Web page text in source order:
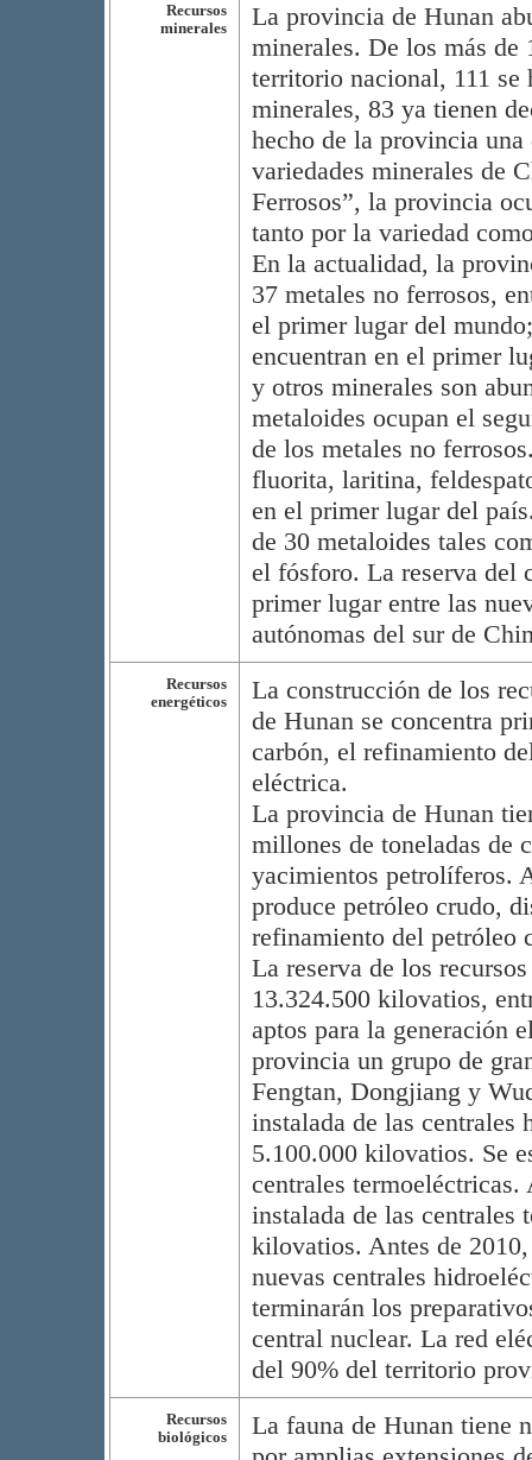
Recursos
minerales
La provincia de Hunan
minerales. De los más de
territorio nacional, 111
minerales, 83 ya tienen
hecho de la provincia
variedades minerales de
Ferrosos”, la provincia
tanto por la variedad
En la actualidad, la
37 metales no ferrosos,
el primer lugar del
encuentran en el primer
y otros minerales son
metaloides ocupan el
de los metales no
fluorita, laritina,
en el primer lugar del
de 30 metaloides tales
el fósforo. La reserva del
primer lugar entre las
autónomas del sur de
Recursos
energéticos
La construcción de los
de Hunan se concentra
carbón, el refinamiento
eléctrica.
La provincia de Hunan
millones de toneladas de
yacimientos petrolíferos.
produce petróleo crudo,
refinamiento del petróleo
La reserva de los
13.324.500 kilovatios,
aptos para la generación
provincia un grupo de
Fengtan, Dongjiang y
instalada de las centrales
5.100.000 kilovatios. Se
centrales
instalada de las centrales
kilovatios. Antes de
nuevas centrales
terminarán los
central nuclear. La red
del 90% del territorio
Recursos
biológicos
La fauna de Hunan tiene